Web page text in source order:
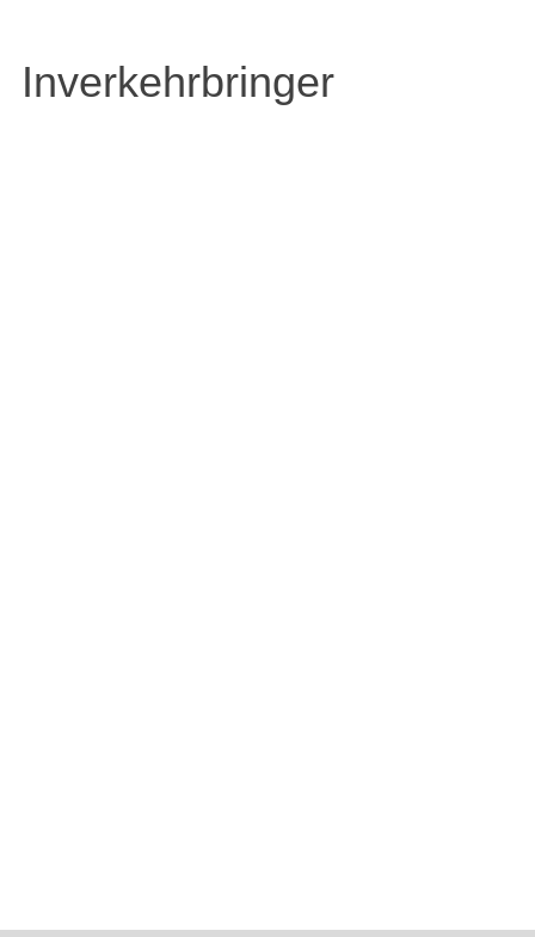
Inverkehrbringer